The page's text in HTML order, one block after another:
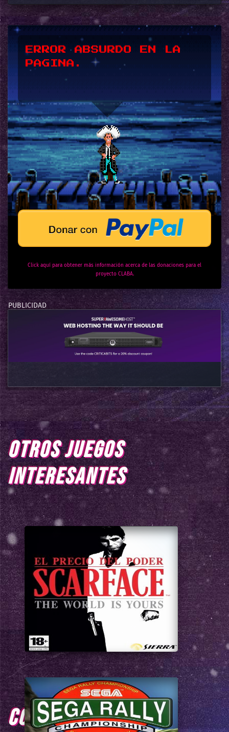
*UPSSS*
Click aquí para obtener más información acerca de las donaciones para el
proyecto CLABA.
OTROS JUEGOS
INTERESANTES
COMENTARIOS